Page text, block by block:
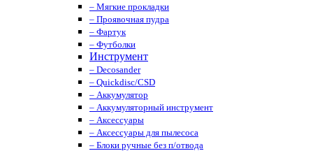
– Мягкие прокладки
– Проявочная пудра
– Фартук
– Футболки
Инструмент
– Decosander
– Quickdisc/CSD
– Аккумулятор
– Аккумуляторный инструмент
– Аксессуары
– Аксессуары для пылесоса
– Блоки ручные без п/отвода